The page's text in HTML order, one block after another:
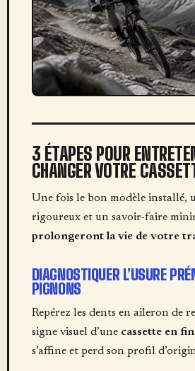
3 ÉTAPES POUR
CHANGER VOTRE
Une fois le bon modèle installé,
rigoureux et un savoir-faire
prolongeront la vie de votre
DIAGNOSTIQUER L’USURE
PIGNONS
Repérez les dents en aileron de
signe visuel d’une cassette en
s’affine et perd son profil